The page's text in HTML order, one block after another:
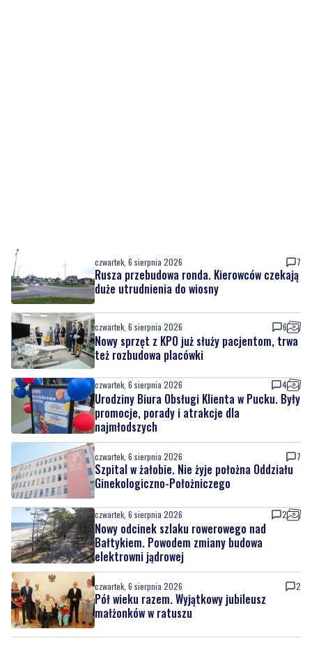
czwartek, 6 sierpnia 2026 7
Rusza przebudowa ronda. Kierowców czekają
duże utrudnienia do wiosny
czwartek, 6 sierpnia 2026 6
Nowy sprzęt z KPO już służy pacjentom, trwa
też rozbudowa placówki
czwartek, 6 sierpnia 2026 4
Urodziny Biura Obsługi Klienta w Pucku. Były
promocje, porady i atrakcje dla
najmłodszych
czwartek, 6 sierpnia 2026 7
Szpital w żałobie. Nie żyje położna Oddziału
Ginekologiczno-Położniczego
czwartek, 6 sierpnia 2026 2
Nowy odcinek szlaku rowerowego nad
Bałtykiem. Powodem zmiany budowa
elektrowni jądrowej
czwartek, 6 sierpnia 2026 2
Pół wieku razem. Wyjątkowy jubileusz
małżonków w ratuszu